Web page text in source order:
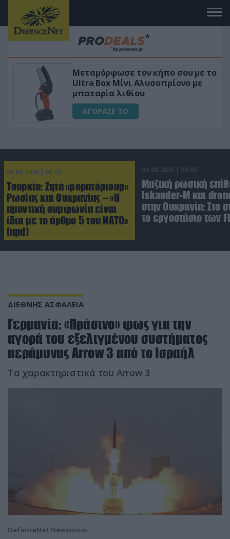
τον κήπο σου με το
Μίνι Αλυσοπρίονο με
λιθίου
«Μαγική»
για αύξηση
09.08.2026 | 00:02
Τουρκία: Ζητά «μορατόριουμ»
Ρωσίας και Ουκρανίας – «Η
αμυντική συμφωνία είναι
ίδια με το άρθρο 5 του ΝΑΤΟ»
(upd)
09.08.2026 | 00:02
Μαζική ρωσική
Iskander-M και
στην Ουκρανία: Στο
το εργοστάσιο των
ΔΙΕΘΝΗΣ ΑΣΦΑΛΕΙΑ
Γερμανία: «Πράσινο» φως για την
αγορά του εξελιγμένου συστήματος
αεράμυνας Arrow 3 από το Ισραήλ
Τα χαρακτηριστικά του Arrow 3
DefenceNet Newsroom